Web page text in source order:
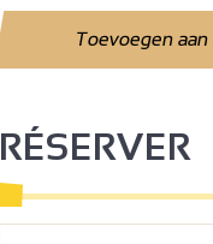
Toevoegen
RÉSERVER